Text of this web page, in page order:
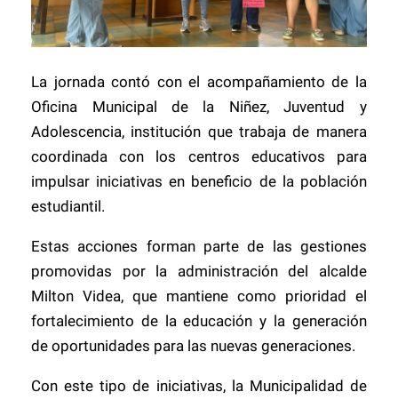
La jornada contó con el acompañamiento de la
Oficina Municipal de la Niñez, Juventud y
Adolescencia, institución que trabaja de manera
coordinada con los centros educativos para
impulsar iniciativas en beneficio de la población
estudiantil.
Estas acciones forman parte de las gestiones
promovidas por la administración del alcalde
Milton Videa, que mantiene como prioridad el
fortalecimiento de la educación y la generación
de oportunidades para las nuevas generaciones.
Con este tipo de iniciativas, la Municipalidad de